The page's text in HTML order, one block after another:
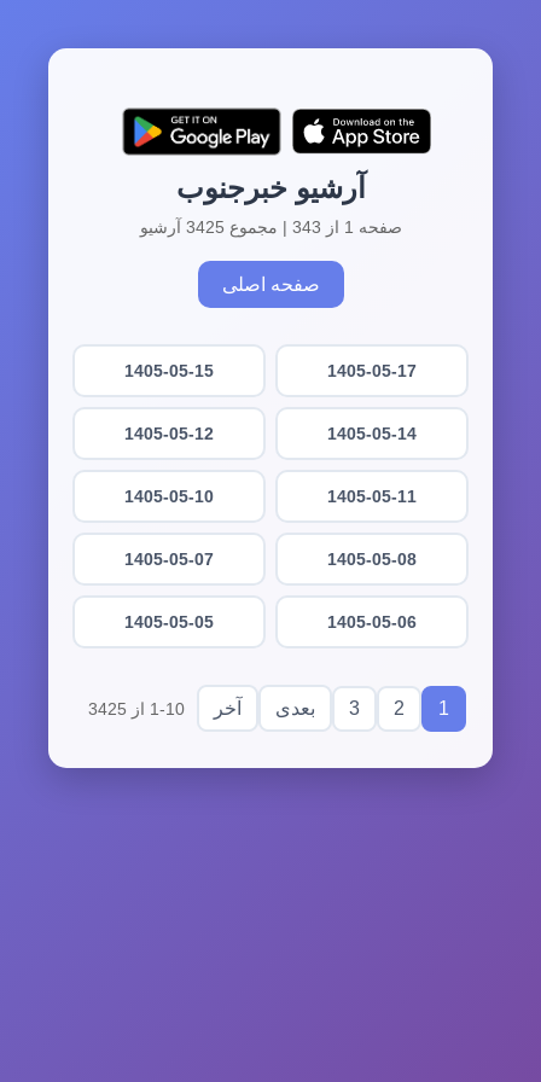
آرشیو خبرجنوب
صفحه 1 از 343 | مجموع 3425 آرشیو
صفحه اصلی
1405-05-17
1405-05-15
1405-05-14
1405-05-12
1405-05-11
1405-05-10
1405-05-08
1405-05-07
1405-05-06
1405-05-05
1
2
3 بعدی آخر 1-10 از 3425